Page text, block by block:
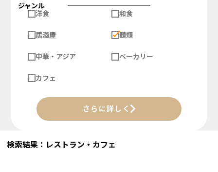
ジャンル
洋食
和食
居酒屋 麺類
中華・アジア ベーカリー
カフェ
さらに詳しく
検索結果：レストラン・カフェ